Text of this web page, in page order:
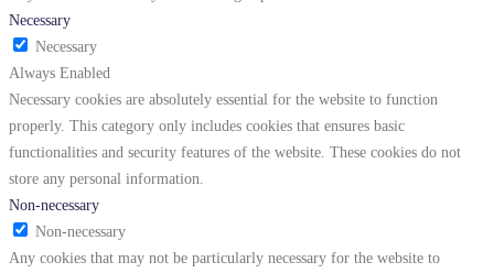
Necessary
Necessary
Always Enabled
Necessary cookies are absolutely essential for the website to function
properly. This category only includes cookies that ensures basic
functionalities and security features of the website. These cookies do not
store any personal information.
Non-necessary
Non-necessary
Any cookies that may not be particularly necessary for the website to